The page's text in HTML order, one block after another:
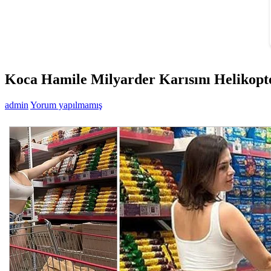
Koca Hamile Milyarder Karısını
admin Yorum yapılmamış